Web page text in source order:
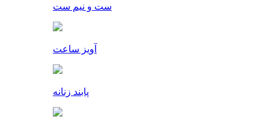
ست و نیم ست
آویز ساعت
پابند زنانه